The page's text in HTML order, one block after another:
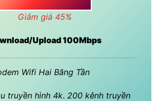
Giảm giá 45%
Upload 100Mbps
Wifi Hai Băng Tần
truyền hình 4k. 200 kênh truyền